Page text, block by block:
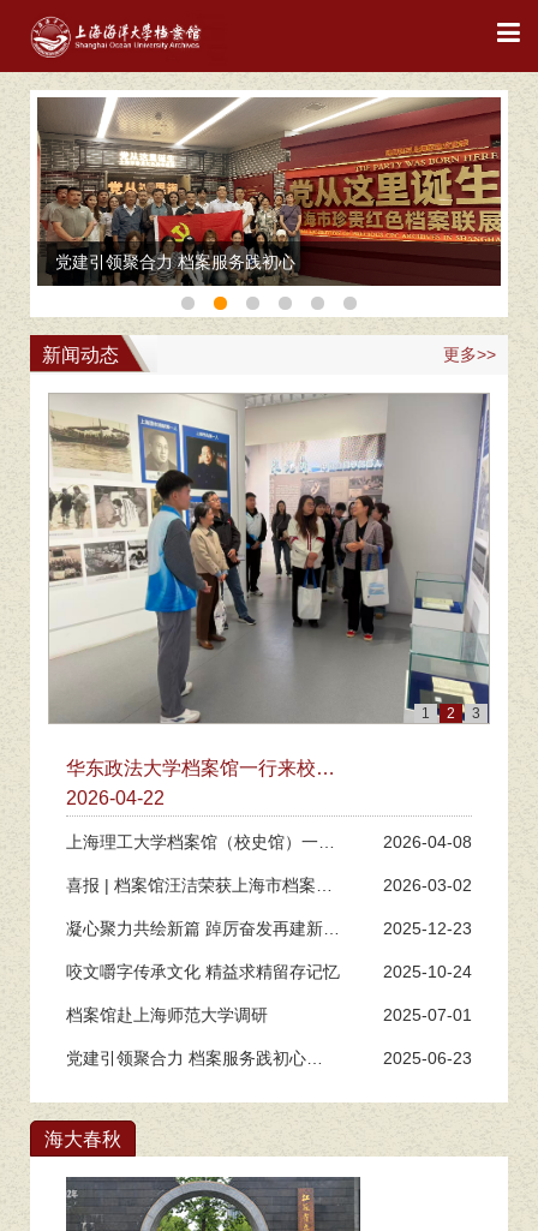
党建引领聚合力 档案服务践初心
新闻动态 更多>>
1 2 3
华东政法大学档案馆一行来校调
研交流
2026-04-22
上海理工大学档案馆（校史馆）一行
来校调研...
2026-04-08
喜报 | 档案馆汪洁荣获上海市档案系
统先进...
2026-03-02
凝心聚力共绘新篇 踔厉奋发再建新功
——档...
2025-12-23
咬文嚼字传承文化 精益求精留存记忆 2025-10-24
档案馆赴上海师范大学调研 2025-07-01
党建引领聚合力 档案服务践初心
2025-06-23
海大春秋